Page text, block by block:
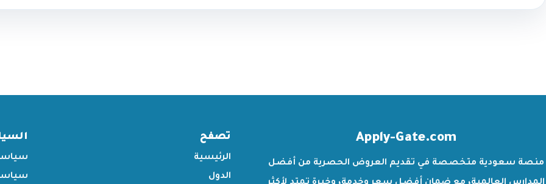
Apply-Gate.com
منصة سعودية متخصصة في تقديم العروض الحصرية من أفضل
تصفح
الرئيسية
الدول